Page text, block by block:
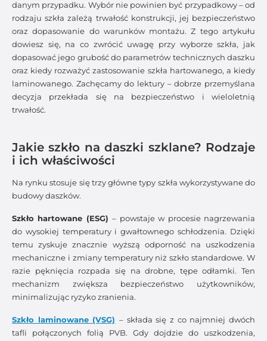
danym przypadku. Wybór nie powinien być przypadkowy – od
rodzaju szkła zależą trwałość konstrukcji, jej bezpieczeństwo
oraz dopasowanie do warunków montażu. Z tego artykułu
dowiesz się, na co zwrócić uwagę przy wyborze szkła, jak
dopasować jego grubość do parametrów technicznych daszku
oraz kiedy rozważyć zastosowanie szkła hartowanego, a kiedy
laminowanego. Zachęcamy do lektury – dobrze przemyślana
decyzja przekłada się na bezpieczeństwo i wieloletnią
trwałość.
Jakie szkło na daszki szklane? Rodzaje
i ich właściwości
Na rynku stosuje się trzy główne typy szkła wykorzystywane do
budowy daszków.
Szkło hartowane (ESG)– powstaje w procesie nagrzewania
do wysokiej temperatury i gwałtownego schłodzenia. Dzięki
temu zyskuje znacznie wyższą odporność na uszkodzenia
mechaniczne i zmiany temperatury niż szkło standardowe. W
razie pęknięcia rozpada się na drobne, tępe odłamki. Ten
mechanizm zwiększa bezpieczeństwo użytkowników,
minimalizując ryzyko zranienia.
Szkło laminowane (VSG) – składa się z co najmniej dwóch
tafli połączonych folią PVB. Gdy dojdzie do uszkodzenia,